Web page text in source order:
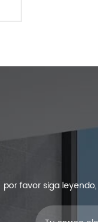
por favor siga